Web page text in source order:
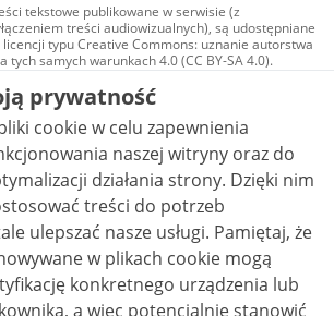
tekstowe publikowane w serwisie (z
treści audiowizualnych), są udostępniane
licencji typu Creative Commons: uznanie autorstwa
tych samych warunkach 4.0 (CC BY-SA 4.0).
audiowizualne, w tym zdjęcia, materiały
i wideo, są udostępniane na licencji typu
Commons: uznanie autorstwa użycie
- bez utworów zależnych 4.0 (CC BY-
ND 4.0), o ile nie jest to stwierdzone inaczej.
prywatność
cookie w celu zapewnienia
naszej witryny oraz do
działania strony. Dzięki nim
treści do potrzeb
nasze usługi. Pamiętaj, że
w plikach cookie mogą
konkretnego urządzenia lub
a więc potencjalnie stanowić